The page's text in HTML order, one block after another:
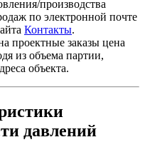
производства
по электронной почте
Контакты.
проектные заказы цена
из объема партии,
объекта.
давлений